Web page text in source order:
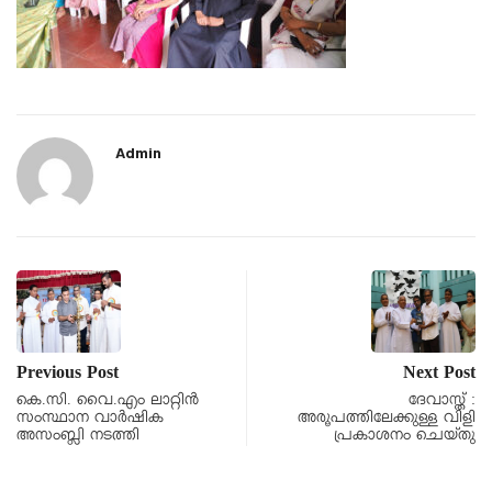
Admin
Previous Post
കെ.സി. വൈ.എം ലാറ്റിൻ
സംസ്ഥാന വാർഷിക
അസംബ്ലി നടത്തി
Next Post
ദേവാസ്ത് :
അരൂപത്തിലേക്കുള്ള വിളി
പ്രകാശനം ചെയ്തു